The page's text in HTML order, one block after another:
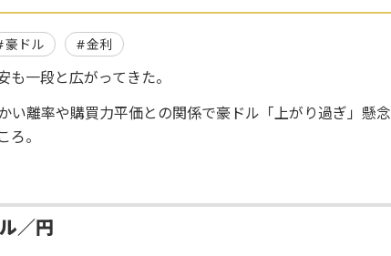
豪ドル 金利
一段と広がってきた。
い離率や購買力平価との関係で豪ドル「上がり過ぎ」懸念
。
／円